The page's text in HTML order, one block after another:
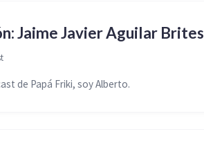
Jaime Javier Aguilar Brites
de Papá Friki, soy Alberto.